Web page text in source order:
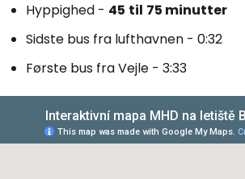
Hyppighed - 45 til 75 minutter
Sidste bus fra lufthavnen - 0:32
Første bus fra Vejle - 3:33